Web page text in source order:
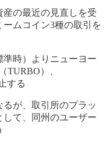
の最近の見直しを受
ムコイン3種の取引を
準時）よりニューヨー
TURBO）、
する
るが、取引所のプラッ
して、同州のユーザー